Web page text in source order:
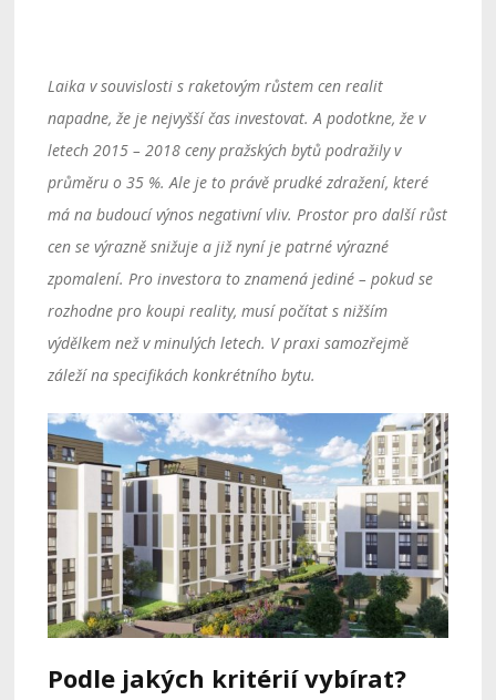
Laika v souvislosti s raketovým růstem cen realit
napadne, že je nejvyšší čas investovat. A podotkne, že v
letech 2015 – 2018 ceny pražských bytů podražily v
průměru o 35 %. Ale je to právě prudké zdražení, které
má na budoucí výnos negativní vliv. Prostor pro další růst
cen se výrazně snižuje a již nyní je patrné výrazné
zpomalení. Pro investora to znamená jediné – pokud se
rozhodne pro koupi reality, musí počítat s nižším
výdělkem než v minulých letech. V praxi samozřejmě
záleží na specifikách konkrétního bytu.
Podle jakých kritérií vybírat?